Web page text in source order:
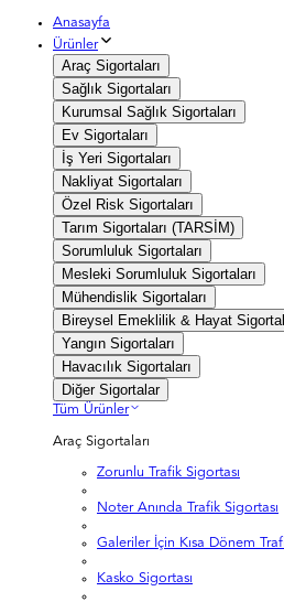
Anasayfa
Ürünler
Araç Sigortaları
Sağlık Sigortaları
Kurumsal Sağlık Sigortaları
Ev Sigortaları
İş Yeri Sigortaları
Nakliyat Sigortaları
Özel Risk Sigortaları
Tarım Sigortaları (TARSİM)
Sorumluluk Sigortaları
Mesleki Sorumluluk Sigortaları
Mühendislik Sigortaları
Bireysel Emeklilik & Hayat
Yangın Sigortaları
Havacılık Sigortaları
Diğer Sigortalar
Tüm Ürünler
Araç Sigortaları
Zorunlu Trafik Sigortası
Noter Anında Trafik Sigortası
Galeriler İçin Kısa Dönem
Kasko Sigortası